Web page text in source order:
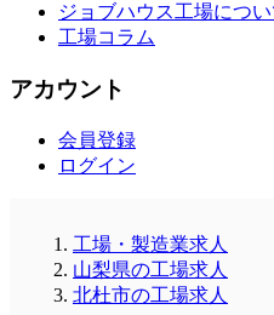
ジョブハウス工場につい
工場コラム
アカウント
会員登録
ログイン
工場・製造業求人
山梨県の工場求人
北杜市の工場求人